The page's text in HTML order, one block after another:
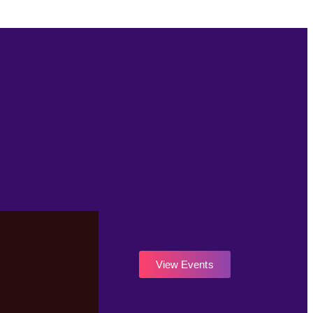
View Events